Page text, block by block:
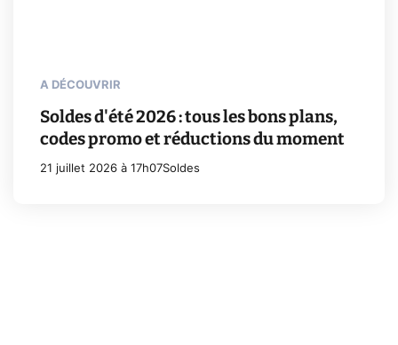
A DÉCOUVRIR
Soldes d'été 2026 : tous les bons plans,
codes promo et réductions du moment
21 juillet 2026 à 17h07Soldes